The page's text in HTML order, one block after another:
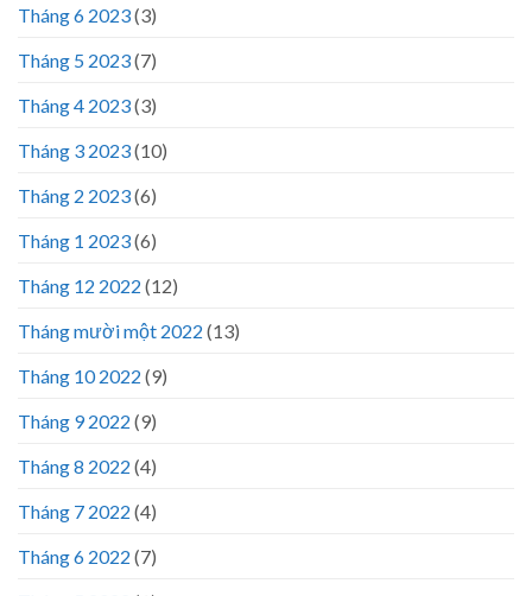
Tháng 6 2023(3)
Tháng 5 2023(7)
Tháng 4 2023(3)
Tháng 3 2023(10)
Tháng 2 2023(6)
Tháng 1 2023(6)
Tháng 12 2022 (12)
Tháng mười một 2022 (13)
Tháng 10 2022 (9)
Tháng 9 2022 (9)
Tháng 8 2022 (4)
Tháng 7 2022 (4)
Tháng 6 2022 (7)